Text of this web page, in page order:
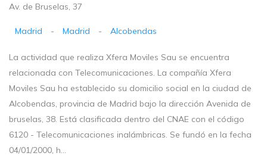
Av. de Bruselas, 37
Madrid - Madrid - Alcobendas
La actividad que realiza Xfera Moviles Sau se encuentra
relacionada con Telecomunicaciones. La compañía Xfera
Moviles Sau ha establecido su domicilio social en la ciudad de
Alcobendas, provincia de Madrid bajo la dirección Avenida de
bruselas, 38. Está clasificada dentro del CNAE con el código
6120 - Telecomunicaciones inalámbricas. Se fundó en la fecha
04/01/2000, h...